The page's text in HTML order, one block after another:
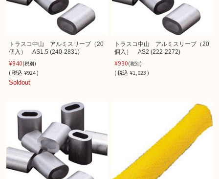
トラスコ中山 アルミスリーブ（20
個入） AS1.5 (240-2831)
¥840(税別)
(税込¥924 )
Soldout
トラスコ中山 アルミスリーブ（20
個入） AS2 (222-2272)
¥930(税別)
(税込 ¥1,023 )